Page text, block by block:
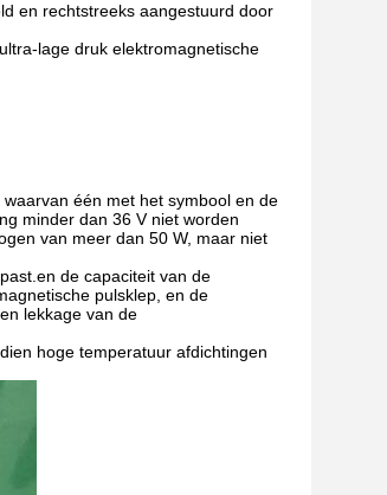
en rechtstreeks aangestuurd door
lage druk elektromagnetische
één met het symbool en de
minder dan 36 V niet worden
van meer dan 50 W, maar niet
de capaciteit van de
pulsklep, en de
lekkage van de
hoge temperatuur afdichtingen